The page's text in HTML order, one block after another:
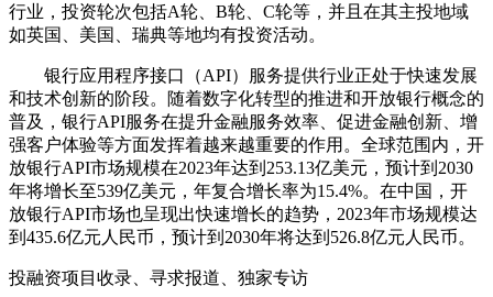
行业，投资轮次包括A轮、B轮、C轮等，并且在其主投地域
如英国、美国、瑞典等地均有投资活动‌。
银行应用程序接口（API）服务提供行业正处于快速发展
和技术创新的阶段。随着数字化转型的推进和开放银行概念的
普及，银行API服务在提升金融服务效率、促进金融创新、增
强客户体验等方面发挥着越来越重要的作用。全球范围内，开
放银行API市场规模在2023年达到253.13亿美元，预计到2030
年将增长至539亿美元，年复合增长率为15.4%。在中国，开
放银行API市场也呈现出快速增长的趋势，2023年市场规模达
到435.6亿元人民币，预计到2030年将达到526.8亿元人民币。
投融资项目收录、寻求报道、独家专访